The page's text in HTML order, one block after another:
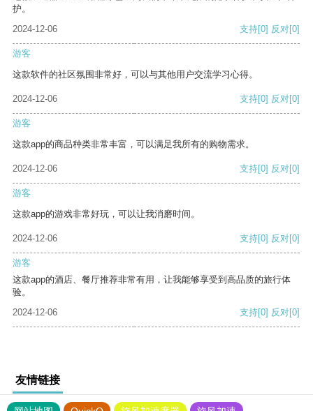
护。
2024-12-06
支持[0] 反对[0]
游客
这款软件的社区氛围非常好，可以与其他用户交流学习心得。
2024-12-06 支持[0] 反对[0]
游客
这款app的商品种类非常丰富，可以满足我所有的购物需求。
2024-12-06 支持[0] 反对[0]
游客
这款app的游戏非常好玩，可以让我消磨时间。
2024-12-06 支持[0] 反对[0]
游客
这款app的酒店、餐厅推荐非常有用，让我能够享受到高品质的旅行体
验。
2024-12-06
支持[0] 反对[0]
友情链接